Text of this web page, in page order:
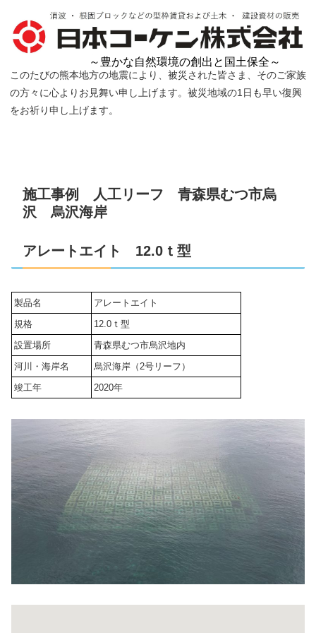
～豊かな自然環境の創出と国土保全～
このたびの熊本地方の地震により、被災された皆さま、そのご家族
の方々に心よりお見舞い申し上げます。被災地域の1日も早い復興
をお祈り申し上げます。
施工事例 人工リーフ 青森県むつ市烏
沢 烏沢海岸
アレートエイト 12.0ｔ型
製品名
アレートエイト
規格
12.0ｔ型
設置場所
青森県むつ市烏沢地内
河川・海岸名
烏沢海岸（2号リーフ）
竣工年
2020年